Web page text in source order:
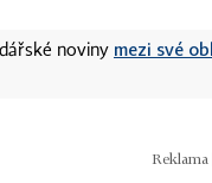
noviny mezi své